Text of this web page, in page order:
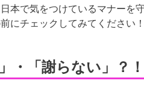
本で気をつけているマナーを
にチェックしてみてください！
・「謝らない」？